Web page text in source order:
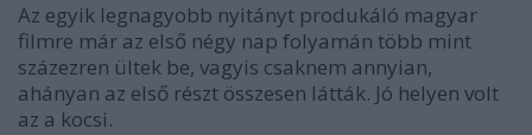
Az egyik legnagyobb nyitányt produkáló magyar
filmre már az első négy nap folyamán több mint
százezren ültek be, vagyis csaknem annyian,
ahányan az első részt összesen látták. Jó helyen volt
az a kocsi.